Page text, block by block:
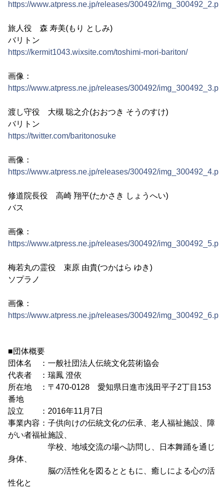
https://www.atpress.ne.jp/releases/300492/
旅人役 森 寿美(もり としみ)
バリトン
https://kermit1043.wixsite.com/toshimi-mori-bariton/
画像：
https://www.atpress.ne.jp/releases/300492/
渡し守役 大槻 聡之介(おおつき そうのすけ)
バリトン
https://twitter.com/baritonosuke
画像：
https://www.atpress.ne.jp/releases/300492/
修道院長役 高崎 翔平(たかさき しょうへい)
バス
画像：
https://www.atpress.ne.jp/releases/300492/
梅若丸の霊役 束原 由貴(つかはら ゆき)
ソプラノ
画像：
https://www.atpress.ne.jp/releases/300492/
■団体概要
団体名 ：一般社団法人伝統文化芸術協会
代表者 ：瑞鳳 澄依
所在地 ：〒470-0128 愛知県日進市浅田平子2丁目153
番地
設立 ：2016年11月7日
事業内容：子供向けの伝統文化の伝承、老人福祉施設、障
がい者福祉施設、
学校、地域交流の場へ訪問し、日本舞踊を通じ
身体、
脳の活性化を図るとともに、癒しによる心の活
性化と